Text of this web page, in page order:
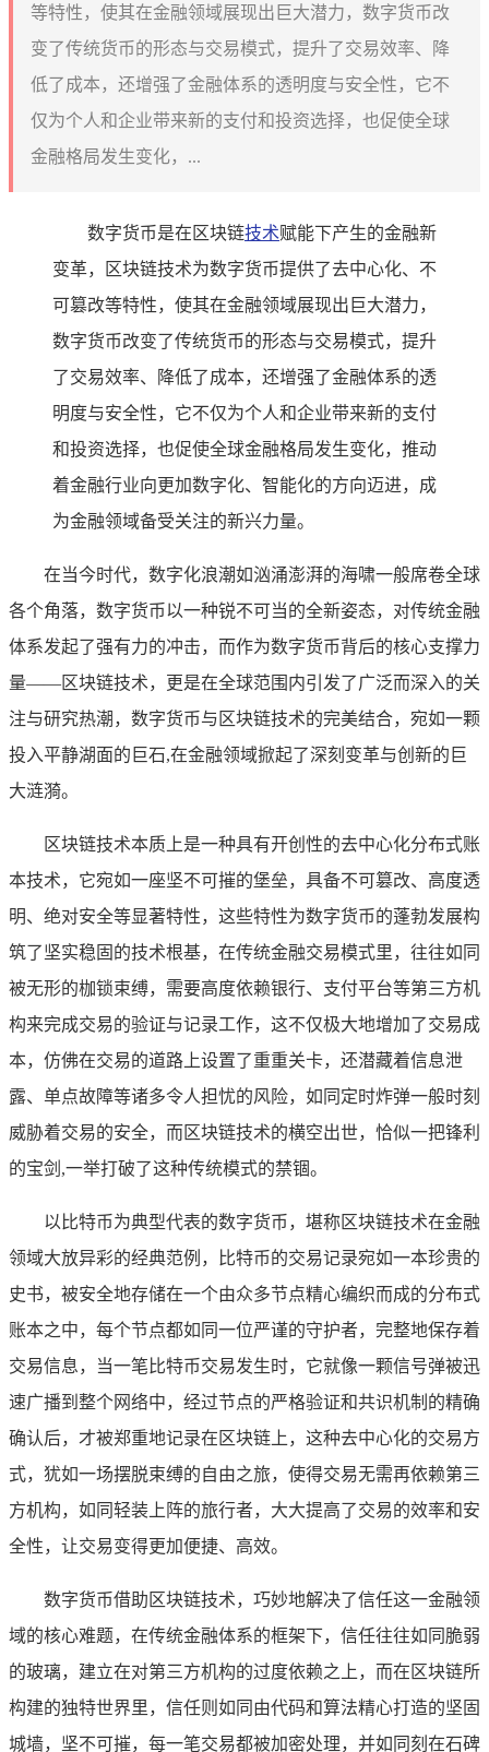
等特性，使其在金融领域展现出巨大潜力，数字货币改
变了传统货币的形态与交易模式，提升了交易效率、降
低了成本，还增强了金融体系的透明度与安全性，它不
仅为个人和企业带来新的支付和投资选择，也促使全球
金融格局发生变化，...
数字货币是在区块链技术赋能下产生的金融新
变革，区块链技术为数字货币提供了去中心化、不
可篡改等特性，使其在金融领域展现出巨大潜力，
数字货币改变了传统货币的形态与交易模式，提升
了交易效率、降低了成本，还增强了金融体系的透
明度与安全性，它不仅为个人和企业带来新的支付
和投资选择，也促使全球金融格局发生变化，推动
着金融行业向更加数字化、智能化的方向迈进，成
为金融领域备受关注的新兴力量。
在当今时代，数字化浪潮如汹涌澎湃的海啸一般席卷全球
各个角落，数字货币以一种锐不可当的全新姿态，对传统金融
体系发起了强有力的冲击，而作为数字货币背后的核心支撑力
量——区块链技术，更是在全球范围内引发了广泛而深入的关
注与研究热潮，数字货币与区块链技术的完美结合，宛如一颗
投入平静湖面的巨石,在金融领域掀起了深刻变革与创新的巨
大涟漪。
区块链技术本质上是一种具有开创性的去中心化分布式账
本技术，它宛如一座坚不可摧的堡垒，具备不可篡改、高度透
明、绝对安全等显著特性，这些特性为数字货币的蓬勃发展构
筑了坚实稳固的技术根基，在传统金融交易模式里，往往如同
被无形的枷锁束缚，需要高度依赖银行、支付平台等第三方机
构来完成交易的验证与记录工作，这不仅极大地增加了交易成
本，仿佛在交易的道路上设置了重重关卡，还潜藏着信息泄
露、单点故障等诸多令人担忧的风险，如同定时炸弹一般时刻
威胁着交易的安全，而区块链技术的横空出世，恰似一把锋利
的宝剑,一举打破了这种传统模式的禁锢。
以比特币为典型代表的数字货币，堪称区块链技术在金融
领域大放异彩的经典范例，比特币的交易记录宛如一本珍贵的
史书，被安全地存储在一个由众多节点精心编织而成的分布式
账本之中，每个节点都如同一位严谨的守护者，完整地保存着
交易信息，当一笔比特币交易发生时，它就像一颗信号弹被迅
速广播到整个网络中，经过节点的严格验证和共识机制的精确
确认后，才被郑重地记录在区块链上，这种去中心化的交易方
式，犹如一场摆脱束缚的自由之旅，使得交易无需再依赖第三
方机构，如同轻装上阵的旅行者，大大提高了交易的效率和安
全性，让交易变得更加便捷、高效。
数字货币借助区块链技术，巧妙地解决了信任这一金融领
域的核心难题，在传统金融体系的框架下，信任往往如同脆弱
的玻璃，建立在对第三方机构的过度依赖之上，而在区块链所
构建的独特世界里，信任则如同由代码和算法精心打造的坚固
城墙，坚不可摧，每一笔交易都被加密处理，并如同刻在石碑